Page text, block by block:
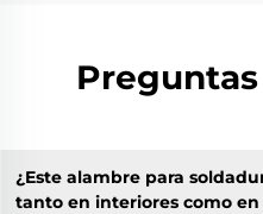
¿Este alambre para
tanto en interiores como en